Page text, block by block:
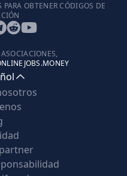
OBTENER CÓDIGOS DE